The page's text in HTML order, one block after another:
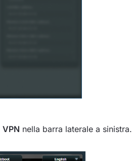
VPN nella barra laterale a sinistra.